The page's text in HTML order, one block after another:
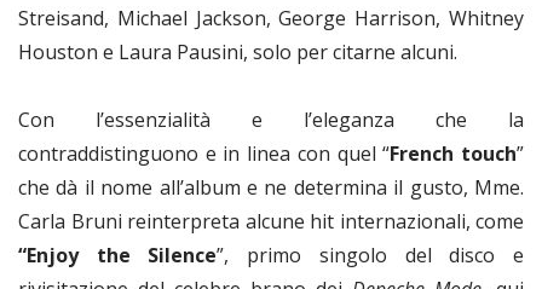
Streisand, Michael Jackson, George Harrison, Whitney
Houston e Laura Pausini, solo per citarne alcuni.
Con l’essenzialità e l’eleganza che la
contraddistinguono e in linea con quel “French touch”
che dà il nome all’album e ne determina il gusto, Mme.
Carla Bruni reinterpreta alcune hit internazionali, come
“Enjoy the Silence”, primo singolo del disco e